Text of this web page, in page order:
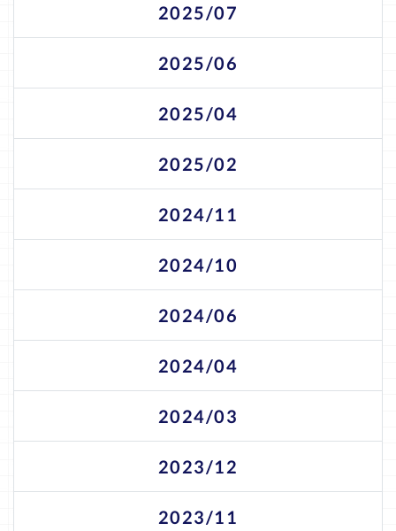
2025/07
2025/06
2025/04
2025/02
2024/11
2024/10
2024/06
2024/04
2024/03
2023/12
2023/11